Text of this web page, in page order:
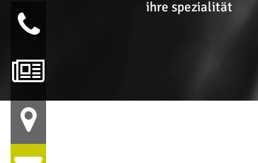
ihre spezialität